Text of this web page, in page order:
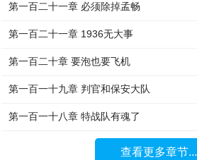
第一百二十一章 必须除掉孟畅
第一百二十一章 1936无大事
第一百二十章 要泡也要飞机
第一百一十九章 判官和保安大队
第一百一十八章 特战队有魂了
查看更多章节...